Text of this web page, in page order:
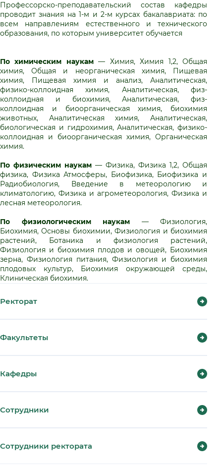
Профессорско-преподавательский состав кафедры
проводит знания на 1-м и 2-м курсах бакалавриата: по
всем направлениям естественного и технического
образования, по которым университет обучается
По химическим наукам— Химия, Химия 1,2, Общая
химия, Общая и неорганическая химия, Пищевая
химия, Пищевая химия и анализ, Аналитическая,
физико-коллоидная химия, Аналитическая, физ-
коллоидная и биохимия, Аналитическая, физ-
коллоидная и биоорганическая химия, биохимия
животных, Аналитическая химия, Аналитическая,
биологическая и гидрохимия, Аналитическая, физико-
коллоидная и биоорганическая химия, Органическая
химия.
По физическим наукам — Физика, Физика 1,2, Общая
физика, Физика Атмосферы, Биофизика, Биофизика и
Радиобиология, Введение в метеорологию и
климатологию, Физика и агрометеорология, Физика и
лесная метеорология.
По физиологическим наукам — Физиология,
Биохимия, Основы биохимии, Физиология и биохимия
растений, Ботаника и физиология растений,
Физиология и биохимия плодов и овощей, Биохимия
зерна, Физиология питания, Физиология и биохимия
плодовых культур, Биохимия окружающей среды,
Клиническая биохимия.
Ректорат
Факультеты
Кафедры
Сотрудники
Сотрудники ректората